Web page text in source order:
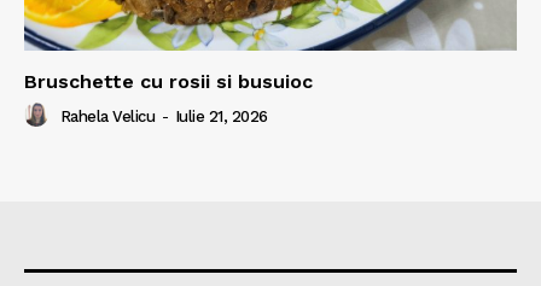
Bruschette cu rosii si busuioc
Rahela Velicu - Iulie 21, 2026